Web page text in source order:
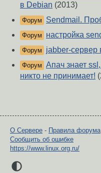
в Debian (2013)
Форум Sendmail.
Форум настройка
Форум jabber-сервер
Форум Апач знает
никто не принимает!
О Сервере - Правила форума
Сообщить об ошибке
https://www.linux.org.ru/